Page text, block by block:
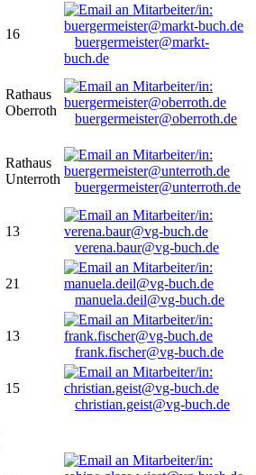
16
buergermeister@markt-
buch.de
Rathaus
Oberroth
buergermeister@oberroth.de
Rathaus
Unterroth
buergermeister@unterroth.de
13
verena.baur@vg-buch.de
21
manuela.deil@vg-buch.de
13
frank.fischer@vg-buch.de
15
christian.geist@vg-buch.de